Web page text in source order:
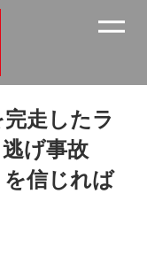
走したラ
げ事故
信じれば